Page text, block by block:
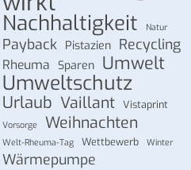
Nachhaltigkeit Natur
Payback Pistazien Recycling
Rheuma Sparen Umwelt
Umweltschutz
Urlaub Vaillant Vistaprint
Vorsorge Weihnachten
Welt-Rheuma-Tag Wettbewerb Winter
Wärmepumpe